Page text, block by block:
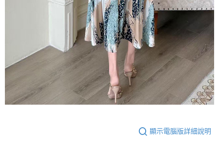
顯示電腦版詳細說明